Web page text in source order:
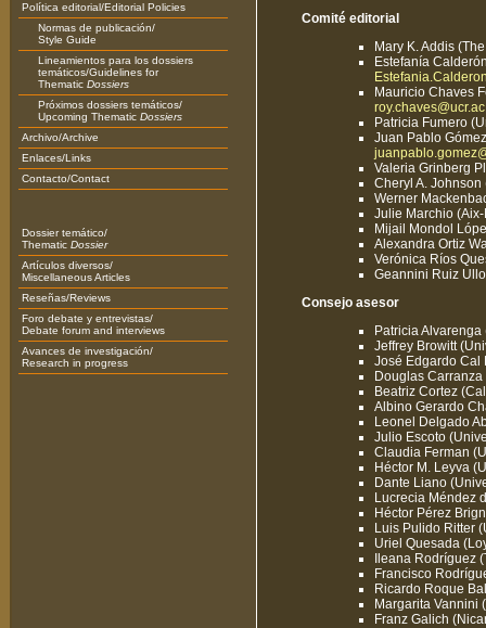
Política editorial/Editorial Policies
Normas de publicación/
Style Guide
Lineamientos para los dossiers
temáticos/Guidelines for
Thematic Dossiers
Próximos dossiers temáticos/
Upcoming Thematic Dossiers
Archivo/Archive
Enlaces/Links
Contacto/Contact
Dossier temático/
Thematic Dossier
Artículos diversos/
Miscellaneous Articles
Reseñas/Reviews
Foro debate y entrevistas/
Debate forum and interviews
Avances de investigación/
Research in progress
Comité editorial
Mary K. Addis
Estefanía
Mauricio Chaves
Patricia Fumero
Juan Pablo
Valeria Grinberg
Cheryl A.
Werner
Julie Marchio
Mijail Mondol
Alexandra Ortiz
Verónica Ríos
Geannini Ruiz
Consejo asesor
Patricia
Jeffrey Browitt
José Edgardo Cal
Douglas
Beatriz Cortez
Albino Gerardo
Leonel Delgado
Julio Escoto
Claudia Ferman
Héctor M. Leyva
Dante Liano
Lucrecia Méndez
Héctor Pérez
Luis Pulido Ritter
Uriel Quesada
Ileana Rodríguez
Francisco
Ricardo Roque
Margarita Vannini
Franz Galich